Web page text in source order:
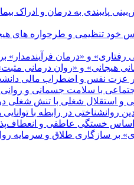
به منظور ارائه الگو برای
بر مبنای تحمل پریشانی و
فراشناختی با منبع
دفاعی و پذیرش نقش مادری با
با میانجیگری استحکام
انگیزشی» برسرزندگی تحصیلی،
پایبندی به درمان و ادراک
خود تنظیمی و طرحواره های
و «درمان فرآیندمدار»
هیجانی» و «روان درمانی
عزت نفس و اضطراب مالی
با سلامت جسمانی و
شغلی با تنش شغلی در بین
روانشناختی در رابطه با
اساس خستگی عاطفی و
بر سازگاری طلاق و سرمایه